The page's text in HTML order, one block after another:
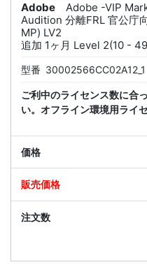
Adobe
Adobe -VIP
Audition 分離FRL 官公庁
MP) LV2
追加 1ヶ月 Level 2(10 -
型番 30002566CC02A12_1
ご利中のライセンス数に合
い。オフライン環境用ライ